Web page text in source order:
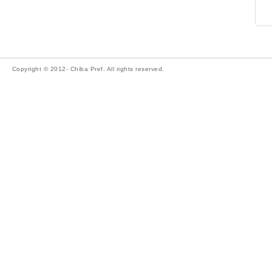
Copyright © 2012- Chiba Pref. All rights reserved.